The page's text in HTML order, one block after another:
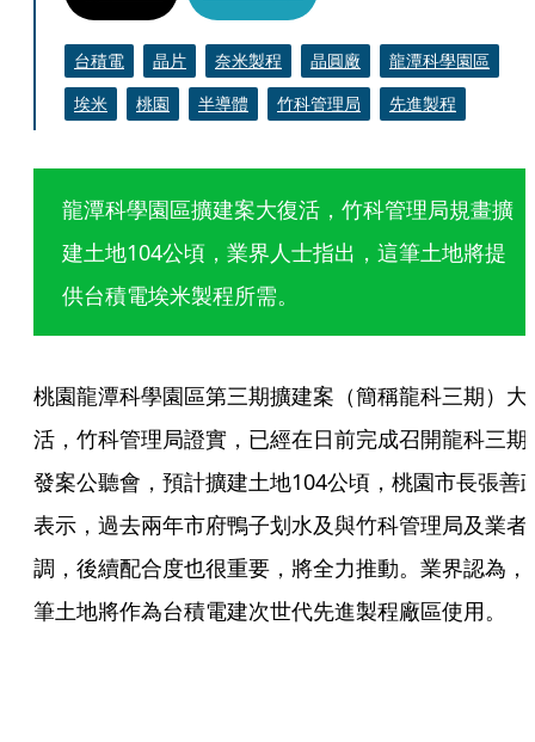
台積電 晶片 奈米製程 晶圓廠
龍潭科學園區
埃米
桃園 半導體 竹科管理局 先進製程
龍潭科學園區擴建案大復活，竹科管理局規畫擴
建土地104公頃，業界人士指出，這筆土地將提
供台積電埃米製程所需。
桃園龍潭科學園區第三期擴建案（簡稱龍科三期）大
活，竹科管理局證實，已經在日前完成召開龍科三期
發案公聽會，預計擴建土地104公頃，桃園市長張善
表示，過去兩年市府鴨子划水及與竹科管理局及業者
調，後續配合度也很重要，將全力推動。業界認為，
筆土地將作為台積電建次世代先進製程廠區使用。